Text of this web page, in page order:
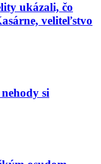
ukázali, čo
veliteľstvo
si